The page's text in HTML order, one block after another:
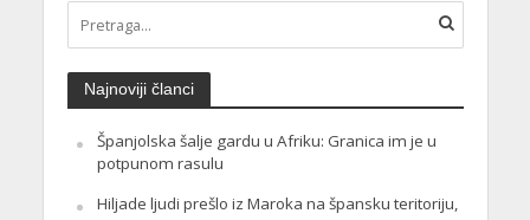
Najnoviji članci
Španjolska šalje gardu u Afriku: Granica im je u
potpunom rasulu
Hiljade ljudi prešlo iz Maroka na špansku teritoriju,